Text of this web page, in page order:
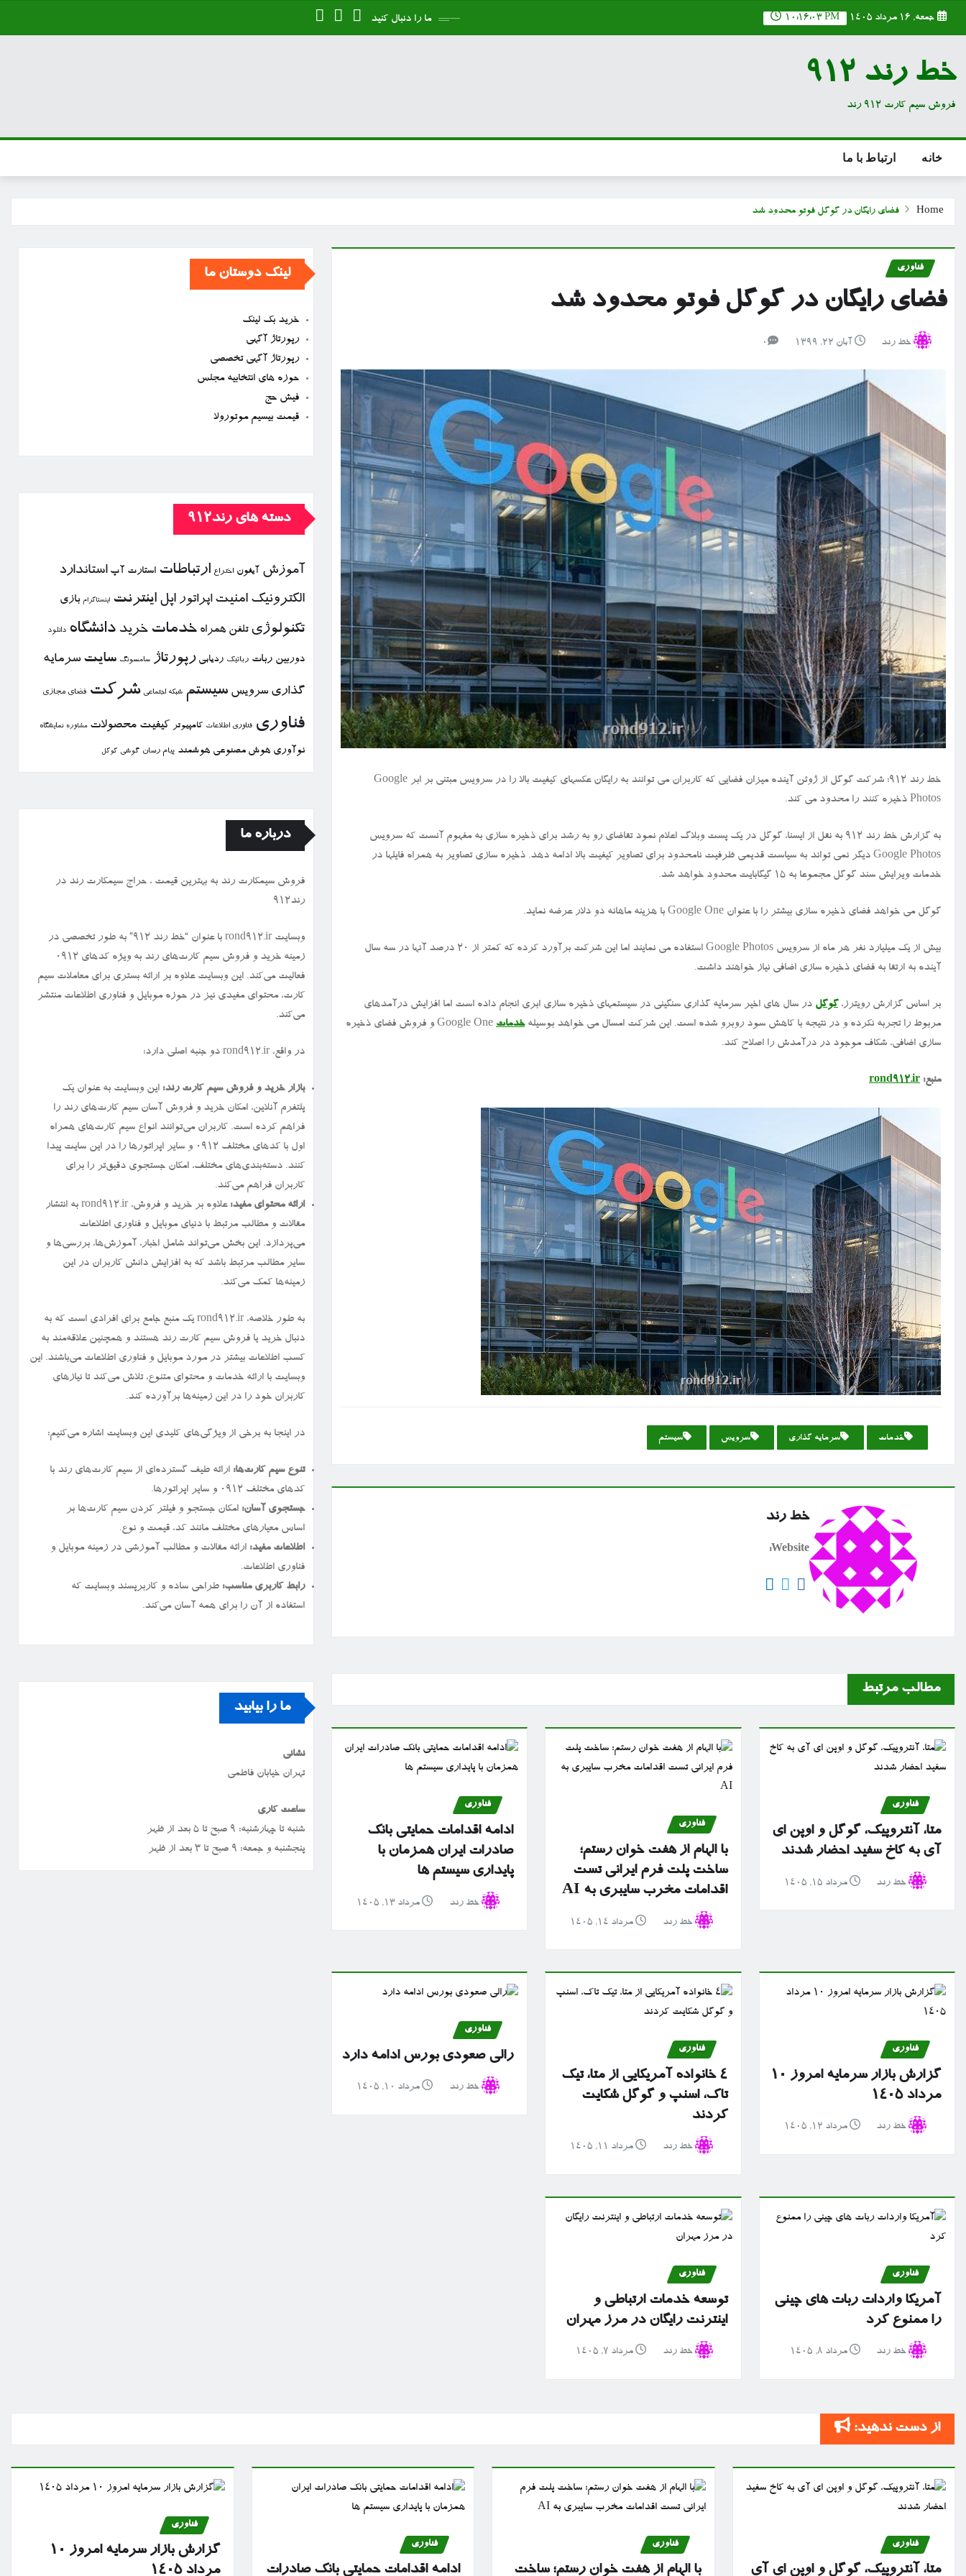
جمعه, ۱۶ مرداد ۱۴۰۵ 10:16:04 PM ما را دنبال کنید
خط رند 912
فروش سیم کارت 912 رند
خانه ارتباط با ما
Home فضای رایگان در گوگل فوتو محدود شد
فناوری
فضای رایگان در گوگل فوتو محدود شد
خط رند آبان ۲۲, ۱۳۹۹ 0
خط رند ۹۱۲: شرکت گوگل از ژوئن آینده میزان فضایی که کاربران می توانند به رایگان عکسهای کیفیت بالا را در سرویس مبتنی بر ابر Google
Photos ذخیره کنند را محدود می کند.
به گزارش خط رند ۹۱۲ به نقل از ایسنا، گوگل در یک پست وبلاگ اعلام نمود تقاضای رو به رشد برای ذخیره سازی به مفهوم آنست که سرویس
Google Photos دیگر نمی تواند به سیاست قدیمی ظرفیت نامحدود برای تصاویر کیفیت بالا ادامه دهد. ذخیره سازی تصاویر به همراه فایلها در
خدمات ویرایش سند گوگل مجموعا به ۱۵ گیگابایت محدود خواهد شد.
گوگل می خواهد فضای ذخیره سازی بیشتر را با عنوان Google One با هزینه ماهانه دو دلار عرضه نماید.
بیش از یک میلیارد نفر هر ماه از سرویس Google Photos استفاده می نمایند اما این شرکت برآورد کرده که کمتر از ۲۰ درصد آنها در سه سال
آینده به ارتقا به فضای ذخیره سازی اضافی نیاز خواهند داشت.
بر اساس گزارش رویترز، گوگل در سال های اخیر سرمایه گذاری سنگینی در سیستمهای ذخیره سازی ابری انجام داده است اما افزایش درآمدهای
مربوط را تجربه نکرده و در نتیجه با کاهش سود روبرو شده است. این شرکت امسال می خواهد بوسیلهخدمات
Google One و فروش فضای ذخیره
سازی اضافی، شکاف موجود در درآمدش را اصلاح کند.
منبع: rond912.ir
خدمات سرمایه گذاری سرویس سیستم
خط رند
Website:
مطالب مرتبط
فناوری
متا، آنتروپیک، گوگل و اوپن ای
آی به کاخ سفید احضار شدند
خط رند مرداد ۱۵, ۱۴۰۵
فناوری
با الهام از هفت خوان رستم؛
ساخت پلت فرم ایرانی تست
اقدامات مخرب سایبری به AI
خط رند مرداد ۱۴, ۱۴۰۵
فناوری
ادامه اقدامات حمایتی بانک
صادرات ایران همزمان با
پایداری سیستم ها
خط رند مرداد ۱۳, ۱۴۰۵
فناوری
گزارش بازار سرمایه امروز ۱۰
مرداد ۱۴۰۵
خط رند مرداد ۱۲, ۱۴۰۵
فناوری
۴ خانواده آمریکایی از متا، تیک
تاک، اسنپ و گوگل شکایت
کردند
خط رند مرداد ۱۱, ۱۴۰۵
فناوری
رالی صعودی بورس ادامه دارد
خط رند مرداد ۱۰, ۱۴۰۵
فناوری
آمریکا واردات ربات های چینی
را ممنوع کرد
خط رند مرداد ۸, ۱۴۰۵
فناوری
توسعه خدمات ارتباطی و
اینترنت رایگان در مرز مهران
خط رند مرداد ۷, ۱۴۰۵
لینک دوستان ما
خرید بک لینک
رپورتاژ آگهی
رپورتاژ آگهی تخصصی
حوزه های انتخابیه مجلس
فیش حج
قیمت بیسیم موتورولا
دسته های رند912
آموزش آیفون اختراع ارتباطات استارت آپ استاندارد
الكترونیك امنیت اپراتور اپل اینترنت اینستاگرام بازی
تكنولوژی تلفن همراه خدمات خرید دانشگاه دانلود
دوربین ربات رباتیك ردیابی رپورتاژ سامسونگ سایت سرمایه
گذاری سرویس سیستم شبكه اجتماعی شركت فضای مجازی
فناوری فناوری اطلاعات كامپیوتر كیفیت محصولات مشاوره نمایشگاه
نوآوری هوش مصنوعی هوشمند پیام رسان گوشی گوگل
درباره ما
فروش سیمكارت رند به بهترین قیمت ، حراج سیمكارت رند در
رند912
وبسایت rond912.ir با عنوان “خط رند ۹۱۲” به طور تخصصی در
زمینه خرید و فروش سیم کارت‌های رند به ویژه کدهای ۰۹۱۲
فعالیت می‌کند. این وبسایت علاوه بر ارائه بستری برای معاملات سیم
کارت، محتوای مفیدی نیز در حوزه موبایل و فناوری اطلاعات منتشر
می‌کند.
در واقع، rond912.ir دو جنبه اصلی دارد:
بازار خرید و فروش سیم کارت رند: این وبسایت به عنوان یک
پلتفرم آنلاین، امکان خرید و فروش آسان سیم کارت‌های رند را
فراهم کرده است. کاربران می‌توانند انواع سیم کارت‌های همراه
اول با کدهای مختلف ۰۹۱۲ و سایر اپراتورها را در این سایت پیدا
کنند. دسته‌بندی‌های مختلف، امکان جستجوی دقیق‌تر را برای
کاربران فراهم می‌کند.
ارائه محتوای مفید:
علاوه بر خرید و فروش، rond912.ir به انتشار
مقالات و مطالب مرتبط با دنیای موبایل و فناوری اطلاعات
می‌پردازد. این بخش می‌تواند شامل اخبار، آموزش‌ها، بررسی‌ها و
سایر مطالب مرتبط باشد که به افزایش دانش کاربران در این
زمینه‌ها کمک می‌کند.
به طور خلاصه، rond912.ir یک منبع جامع برای افرادی است که به
دنبال خرید یا فروش سیم کارت رند هستند و همچنین علاقه‌مند به
کسب اطلاعات بیشتر در مورد موبایل و فناوری اطلاعات می‌باشند. این
وبسایت با ارائه خدمات و محتوای متنوع، تلاش می‌کند تا نیازهای
کاربران خود را در این زمینه‌ها برآورده کند.
در اینجا به برخی از ویژگی‌های کلیدی این وبسایت اشاره می‌کنیم:
تنوع سیم کارت‌ها: ارائه طیف گسترده‌ای از سیم کارت‌های رند با
کدهای مختلف ۰۹۱۲ و سایر اپراتورها.
جستجوی آسان: امکان جستجو و فیلتر کردن سیم کارت‌ها بر
اساس معیارهای مختلف مانند کد، قیمت و نوع.
اطلاعات مفید: ارائه مقالات و مطالب آموزشی در زمینه موبایل و
فناوری اطلاعات.
رابط کاربری مناسب: طراحی ساده و کاربرپسند وبسایت که
استفاده از آن را برای همه آسان می‌کند.
ما را بیابید
نشانی
تهران خیابان فاطمی
ساعت کاری
شنبه تا چهارشنبه: ۹ صبح تا ۵ بعد از ظهر
پنجشنبه و جمعه: ۹ صبح تا ۳ بعد از ظهر
از دست ندهید:
فناوری
متا، آنتروپیک، گوگل و اوپن ای آی
فناوری
با الهام از هفت خوان رستم؛ ساخت
فناوری
ادامه اقدامات حمایتی بانک صادرات
فناوری
گزارش بازار سرمایه امروز ۱۰
مرداد ۱۴۰۵